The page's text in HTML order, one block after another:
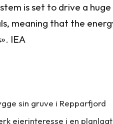
is set to drive a
meaning that the
IEA
sin gruve i Repparfjord
eierinteresse i en